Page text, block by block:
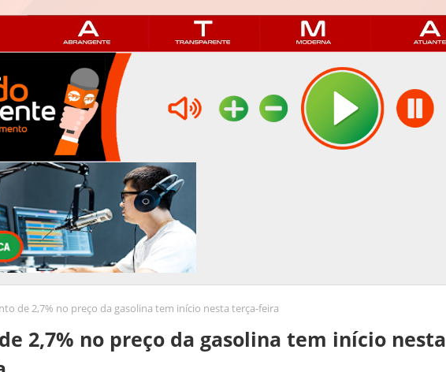
de 2,7% no preço da gasolina tem início nesta terça-feira
2,7% no preço da gasolina tem início nesta